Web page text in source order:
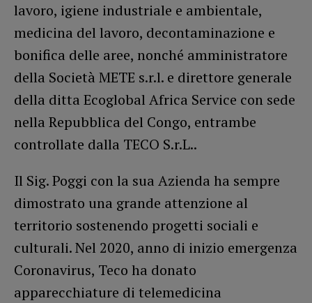
lavoro, igiene industriale e ambientale,
medicina del lavoro, decontaminazione e
bonifica delle aree, nonché amministratore
della Società METE s.r.l. e direttore generale
della ditta Ecoglobal Africa Service con sede
nella Repubblica del Congo, entrambe
controllate dalla TECO S.r.L..
Il Sig. Poggi con la sua Azienda ha sempre
dimostrato una grande attenzione al
territorio sostenendo progetti sociali e
culturali. Nel 2020, anno di inizio emergenza
Coronavirus, Teco ha donato
apparecchiature di telemedicina